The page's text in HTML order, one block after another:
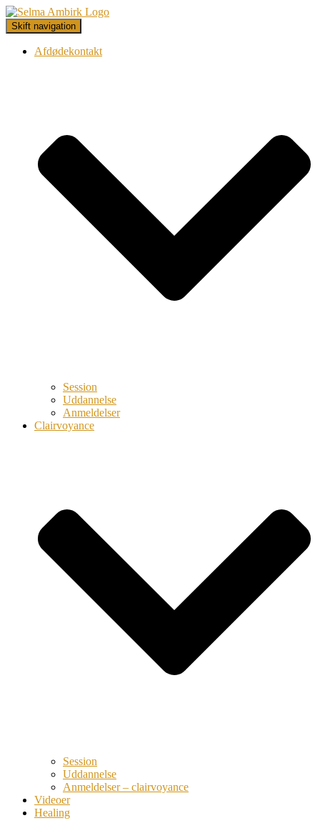
Skift navigation
Afdødekontakt
Session
Uddannelse
Anmeldelser
Clairvoyance
Session
Uddannelse
Anmeldelser – clairvoyance
Videoer
Healing